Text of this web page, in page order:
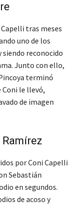
tras meses
uno de los
reconocido
Junto con ello,
terminó
Coni le llevó,
de imagen
Ramírez
por Coni Capelli
Sebastián
en segundos.
de acoso y